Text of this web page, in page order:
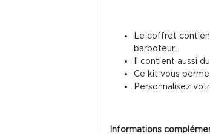
Le coffret
barboteur...
Il contient aussi
Ce kit vous
Personnalisez
Informations